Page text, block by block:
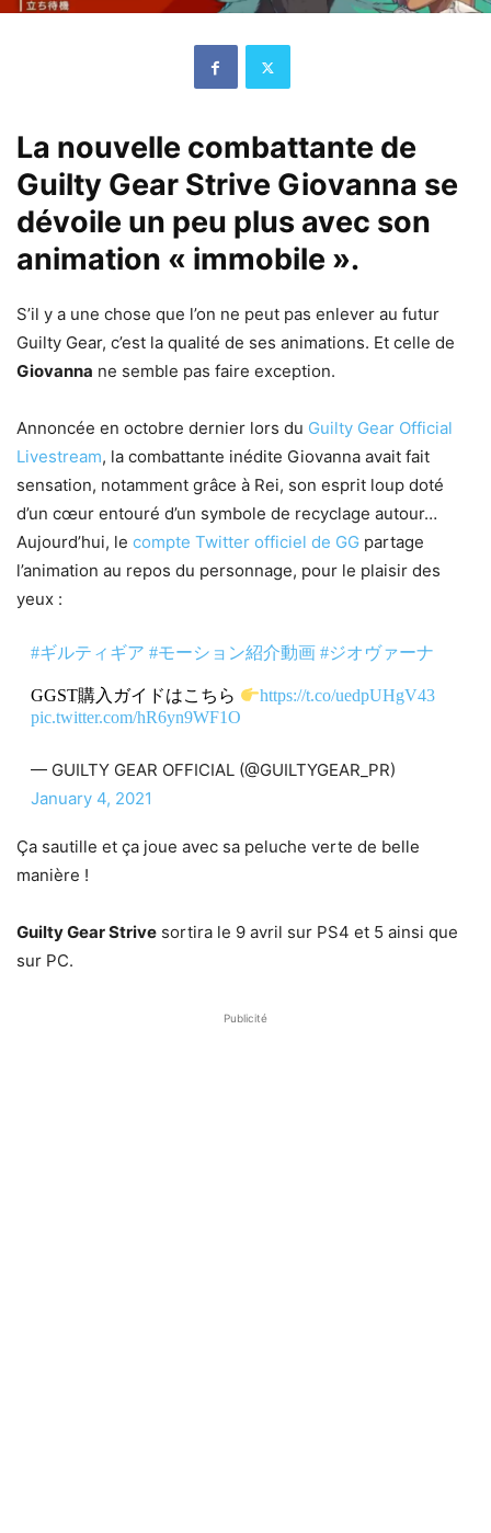
La nouvelle combattante de
Guilty Gear Strive Giovanna se
dévoile un peu plus avec son
animation « immobile ».
S’il y a une chose que l’on ne peut pas enlever au futur
Guilty Gear, c’est la qualité de ses animations. Et celle de
Giovanna ne semble pas faire exception.
Annoncée en octobre dernier lors du Guilty Gear Official
Livestream, la combattante inédite Giovanna avait fait
sensation, notamment grâce à Rei, son esprit loup doté
d’un cœur entouré d’un symbole de recyclage autour…
Aujourd’hui, le compte Twitter officiel de GG partage
l’animation au repos du personnage, pour le plaisir des
yeux :
#ギルティギア #モーション紹介動画 #ジオヴァーナ
GGST購入ガイドはこちら
https://t.co/uedpUHgV43
pic.twitter.com/hR6yn9WF1O
— GUILTY GEAR OFFICIAL (@GUILTYGEAR_PR)
January 4, 2021
Ça sautille et ça joue avec sa peluche verte de belle
manière !
Guilty Gear Strive sortira le 9 avril sur PS4 et 5 ainsi que
sur PC.
Publicité